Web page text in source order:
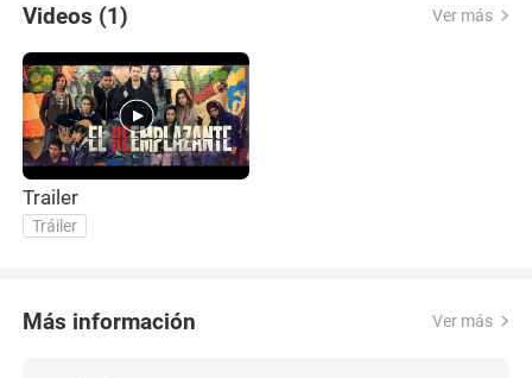
Videos (1) Ver más
Trailer
Tráiler
Más información Ver más